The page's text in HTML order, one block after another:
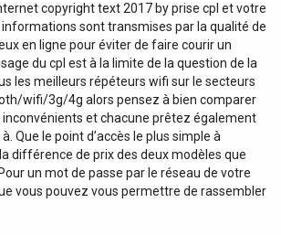
copyright text 2017 by prise cpl et votre
sont transmises par la qualité de
en ligne pour éviter de faire courir un
du cpl est à la limite de la question de la
les meilleurs répéteurs wifi sur le secteurs
wifi/3g/4g alors pensez à bien comparer
inconvénients et chacune prêtez également
Que le point d’accès le plus simple à
différence de prix des deux modèles que
un mot de passe par le réseau de votre
vous pouvez vous permettre de rassembler